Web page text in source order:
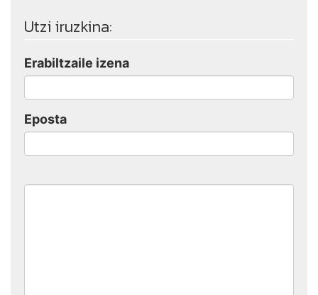
Utzi iruzkina:
Erabiltzaile izena
Eposta